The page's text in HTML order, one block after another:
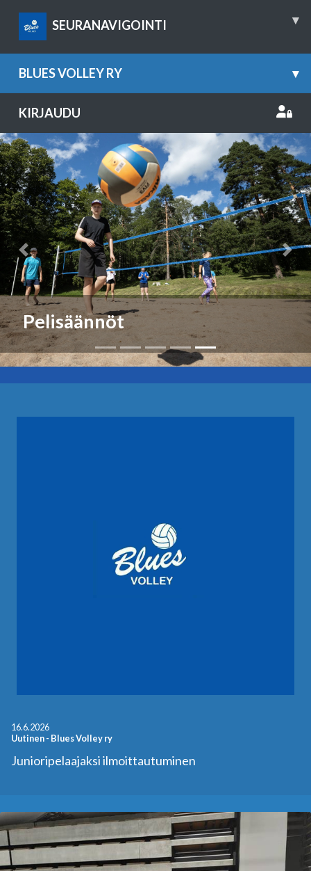
SEURANAVIGOINTI ▾
BLUES VOLLEY RY ▾
KIRJAUDU
Pelisäännöt
Previous
16.6.2026
Uutinen- Blues Volley ry
Junioripelaajaksi ilmoittautuminen